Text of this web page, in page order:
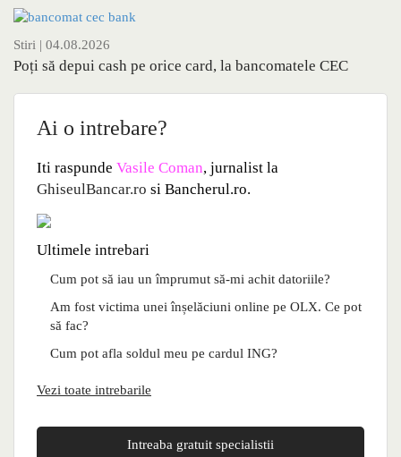
Stiri | 04.08.2026
Poți să depui cash pe orice card, la bancomatele CEC
Ai o intrebare?
Iti raspunde Vasile Coman, jurnalist la
GhiseulBancar.ro si Bancherul.ro.
Ultimele intrebari
Cum pot să iau un împrumut să-mi achit datoriile?
Am fost victima unei înșelăciuni online pe OLX. Ce pot
să fac?
Cum pot afla soldul meu pe cardul ING?
Vezi toate intrebarile
Intreaba gratuit specialistii